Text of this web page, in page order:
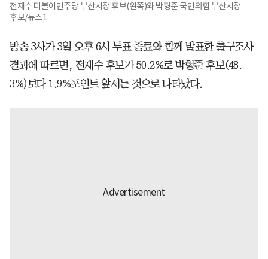
전재수 더불어민주당 부산시장 후보(왼쪽)와 박형준 국민의힘 부산시장
후보/뉴스1
방송 3사가 3일 오후 6시 투표 종료와 함께 발표한 출구조사
결과에 따르면, 전재수 후보가 50.2%로 박형준 후보(48.
3%)보다 1.9%포인트 앞서는 것으로 나타났다.